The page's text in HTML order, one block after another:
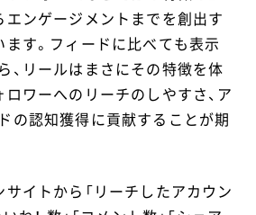
エンゲージメントまでを創出す
ます。フィードに比べても表示
、リールはまさにその特徴を体
ロワーへのリーチのしやすさ、ア
の認知獲得に貢献することが期
サイトから「リーチしたアカウン